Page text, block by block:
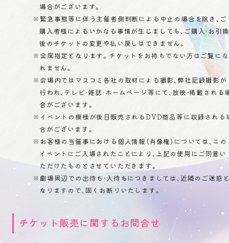
場合がございます。
※緊急事態等に伴う主催者側判断による中止の場合を除き、ご
購入者様によるいかなる事情が生じましても、ご購入・お引換
後のチケットの変更や払い戻しはできません。
※全席指定となります。チケットをお持ちでない方はご覧にな
れません。
※会場内ではマスコミ各社の取材による撮影、弊社記録撮影が
行われ、テレビ・雑誌・ホームページ等にて、放映・掲載される
合がございます。
※イベントの模様が後日販売されるDVD商品等に収録される
合がございます。
※お客様の当催事における個人情報（肖像権）については、この
イベントにご入場されたことにより、上記の使用にご同意い
ただけたものとさせていただきます。
※劇場周辺での出待ち・入待ちにつきましては、近隣のご迷惑
なりますので、固くお断りいたします。
チケット販売に関するお問合せ